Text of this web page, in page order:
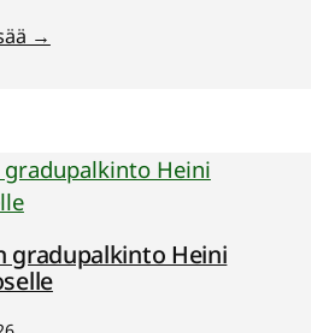
→
gradupalkinto Heini